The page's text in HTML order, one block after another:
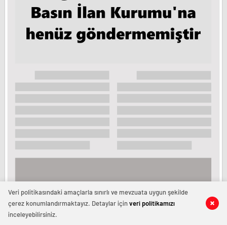
Tüm Hakları Saklıdır. Horoz Gazetesi - Copyright © 2024
Veri politikasındaki amaçlarla sınırlı ve mevzuata uygun şekilde
çerez konumlandırmaktayız. Detaylar içinveri politikamızı
inceleyebilirsiniz.